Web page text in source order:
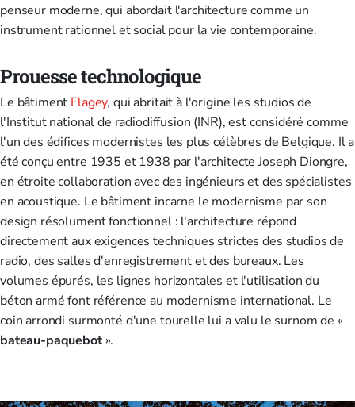
penseur moderne, qui abordait l'architecture comme un
instrument rationnel et social pour la vie contemporaine.
Prouesse technologique
Le bâtiment Flagey, qui abritait à l'origine les studios de
l'Institut national de radiodiffusion (INR), est considéré comme
l'un des édifices modernistes les plus célèbres de Belgique. Il a
été conçu entre 1935 et 1938 par l'architecte Joseph Diongre,
en étroite collaboration avec des ingénieurs et des spécialistes
en acoustique. Le bâtiment incarne le modernisme par son
design résolument fonctionnel : l'architecture répond
directement aux exigences techniques strictes des studios de
radio, des salles d'enregistrement et des bureaux. Les
volumes épurés, les lignes horizontales et l'utilisation du
béton armé font référence au modernisme international. Le
coin arrondi surmonté d'une tourelle lui a valu le surnom de «
bateau-paquebot».